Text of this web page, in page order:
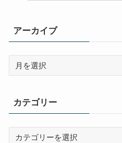
アーカイブ
ブ
カテゴリー